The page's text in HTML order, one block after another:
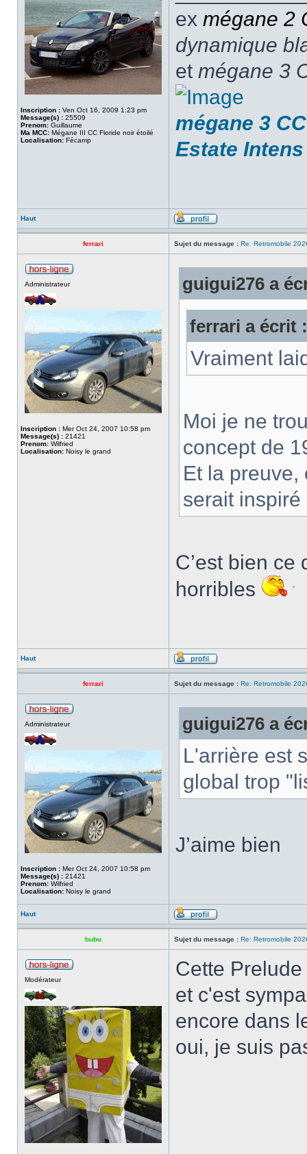
Inscription : Ven Oct 16, 2009 1:23 pm
Message(s) : 25509
Prenom: Guillaume
Ma MCC: Mégane III CC Floride noir étoilé
Localisation: Fécamp
ex mégane 2
dynamique
et mégane 3
mégane 3
Estate
Haut
ferrari Sujet du message : Re: Retromobile
Administrateur
Inscription : Mer Oct 24, 2007 10:58 pm
Message(s) : 21421
Prenom: Wilfried
Localisation: Noisy le grand
guigui276 a
ferrari a écrit :
Vraiment
Moi je ne
concept de
Et la preuve,
serait
C’est bien
horribles
Haut
ferrari Sujet du message : Re: Retromobile
Administrateur
Inscription : Mer Oct 24, 2007 10:58 pm
Message(s) : 21421
Prenom: Wilfried
Localisation: Noisy le grand
guigui276 a
L'arrière est
global trop
J’aime bien
Haut
bubu Sujet du message : Re: Retromobile
Modérateur
Cette
et c'est
encore dans
oui, je suis